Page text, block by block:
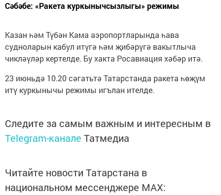
Сәбәбе: «Ракета куркынычсызлыгы» режимы
Казан һәм Түбән Кама аэропортларында һава
судноларын кабул итүгә һәм җибәрүгә вакытлыча
чикләүләр кертелде. Бу хакта Росавиация хәбәр итә.
23 июньдә 10.20 сәгатьтә Татарстанда ракета һөҗүм
итү куркынычы режимы игълан ителде.
Следите за самым важным и интересным в
Telegram-канале Татмедиа
Читайте новости Татарстана в
национальном мессенджере MАХ: